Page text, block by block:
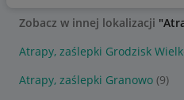
Zobacz w innej lokalizacji
Atrapy, zaślepki Grodzisk
Atrapy, zaślepki Granowo (9)